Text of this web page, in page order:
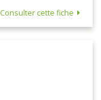
Consulter cette fiche